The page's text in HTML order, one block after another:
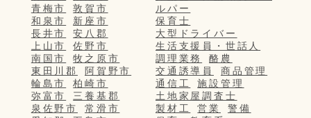
青梅市
敦賀市
和泉市
新座市
長井市
安八郡
上山市
佐野市
南国市
牧之原市
東田川郡
阿賀野市
輪島市
柏崎市
弥富市
三養基郡
泉佐野市
常滑市
ルパー
保育士
大型ドライバー
生活支援員・世話人
調理業務
酪農
交通誘導員
商品管理
通信工
施設管理
土地家屋調査士
製材工
営業
警備